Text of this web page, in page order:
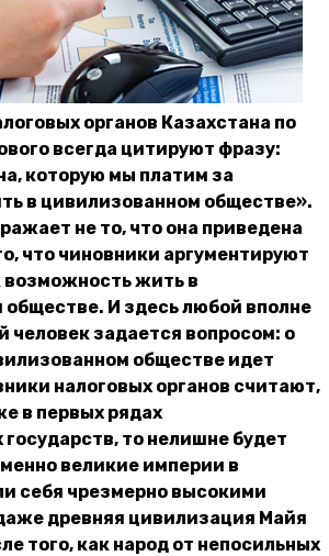
органов Казахстана по
всегда цитируют фразу:
которую мы платим за
в цивилизованном обществе».
не то, что она приведена
что чиновники аргументируют
возможность жить в
обществе. И здесь любой вполне
задается вопросом: о
обществе идет
налоговых органов считают,
в первых рядах
то нелишне будет
великие империи в
себя чрезмерно высокими
древняя цивилизация Майя
того, как народ от непосильных